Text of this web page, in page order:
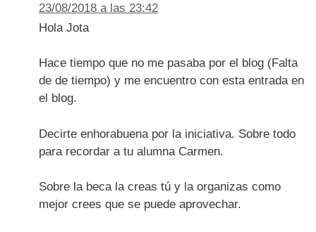
23/08/2018 a las 23:42
Hola Jota
Hace tiempo que no me pasaba por el blog (Falta
de de tiempo) y me encuentro con esta entrada en
el blog.
Decirte enhorabuena por la iniciativa. Sobre todo
para recordar a tu alumna Carmen.
Sobre la beca la creas tú y la organizas como
mejor crees que se puede aprovechar.